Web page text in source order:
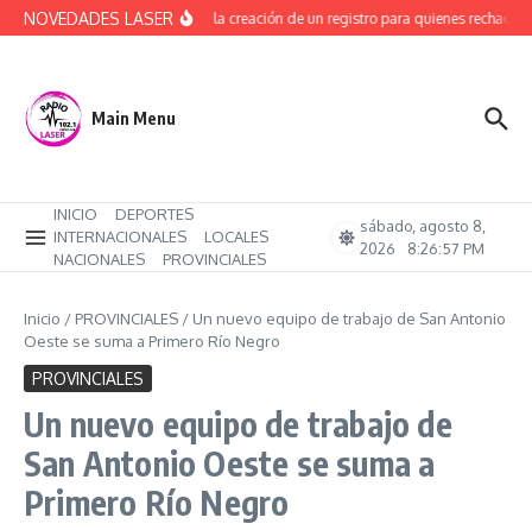
Saltar al contenido
NOVEDADES LASERAvanza la creación de un registro para quienes rechacen
Main Menu
INICIO
DEPORTES
INTERNACIONALES
LOCALES
NACIONALES
PROVINCIALES
sábado, agosto 8,
2026
8:26:58 PM
Inicio / PROVINCIALES / Un nuevo equipo de trabajo de San Antonio
Oeste se suma a Primero Río Negro
PROVINCIALES
Un nuevo equipo de trabajo de
San Antonio Oeste se suma a
Primero Río Negro